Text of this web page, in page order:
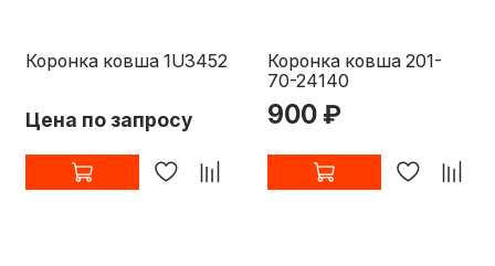
Коронка ковша 1U3452
Цена по запросу
Коронка ковша 201-
70-24140
900 ₽